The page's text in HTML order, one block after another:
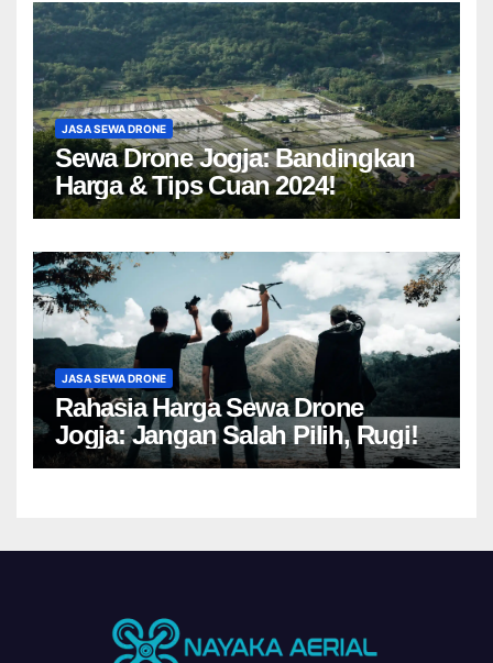
JASA SEWA DRONE
Sewa Drone Jogja: Bandingkan
Harga & Tips Cuan 2024!
JASA SEWA DRONE
Rahasia Harga Sewa Drone
Jogja: Jangan Salah Pilih, Rugi!